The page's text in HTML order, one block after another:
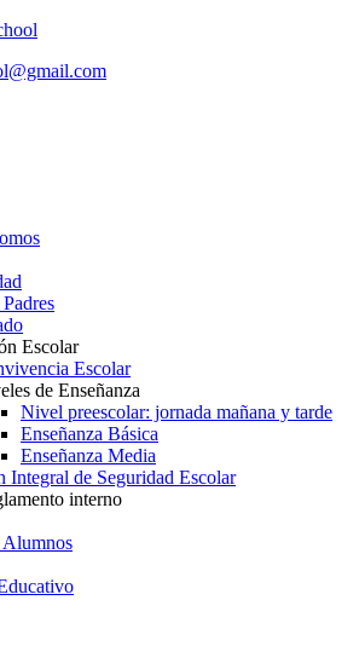
Escolar
Escolar
de Enseñanza
Nivel preescolar: jornada mañana y tarde
Enseñanza Básica
Enseñanza Media
Integral de Seguridad Escolar
interno
Alumnos